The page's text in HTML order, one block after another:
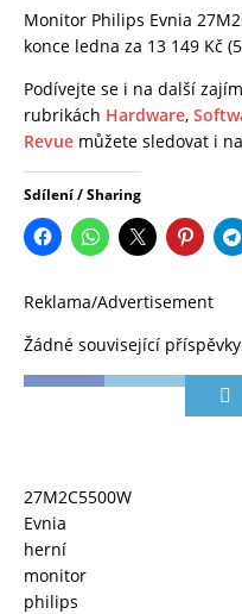
Monitor Philips Evnia
konce ledna za 13 149 Kč
Podívejte se i na další
rubrikách Hardware,
Revue můžete sledovat i na
Sdílení / Sharing
Reklama/Advertisement
Žádné související
27M2C5500W
Evnia
herní
monitor
philips